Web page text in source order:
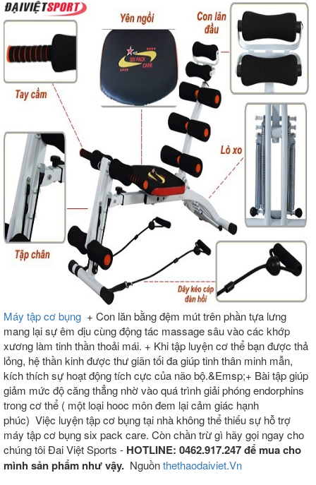
Máy tập cơ bụng + Con lăn bằng đệm mút trên phần tựa lưng
mang lại sự êm dịu cùng động tác massage sâu vào các khớp
xương làm tinh thần thoải mái. + Khi tập luyện cơ thể bạn được thả
lỏng, hệ thần kinh được thư giãn tối đa giúp tinh thân minh mẫn,
kích thích sự hoạt động tích cực của não bộ.&Emsp;+ Bài tập giúp
giảm mức độ căng thẳng nhờ vào quá trình giải phóng endorphins
trong cơ thể ( một loại hooc môn đem lại cảm giác hạnh
phúc) Việc luyện tập cơ bụng tại nhà không thể thiếu sự hỗ trợ
máy tập cơ bụng six pack care. Còn chần trừ gì hãy gọi ngay cho
chúng tôi Đai Việt Sports - HOTLINE: 0462.917.247để mua cho
mình sản phẩm như vậy. Nguồnthethaodaiviet.Vn